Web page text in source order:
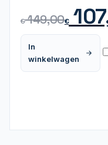
€149,00€
In
winkelwagen